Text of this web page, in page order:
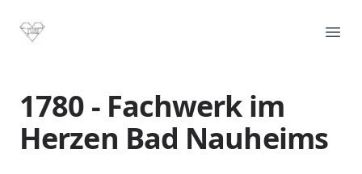
1780 - Ferienwohnung Bad Nauheim
1780 - Fachwerk im
Herzen Bad Nauheims